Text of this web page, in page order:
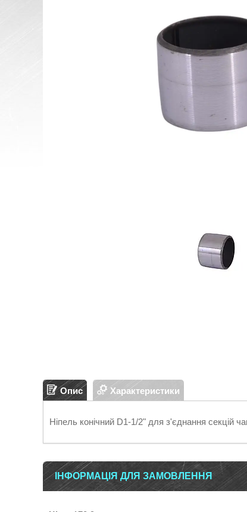
Опис Характеристики
Ніпель конічний D1-1/2" для з'єднання секцій
ІНФОРМАЦІЯ ДЛЯ ЗАМОВЛЕННЯ